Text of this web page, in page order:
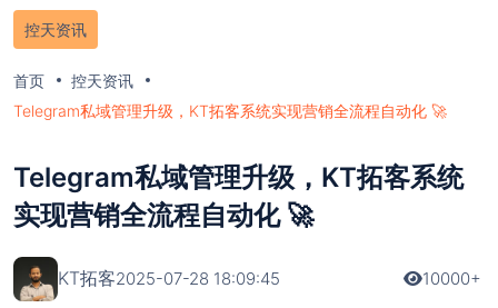
控天资讯
首页
控天资讯
Telegram私域管理升级，KT拓客系统实现营销全流程自动化 🚀
Telegram私域管理升级，KT拓客系统
实现营销全流程自动化 🚀
KT拓客2025-07-28 18:09:45 10000+